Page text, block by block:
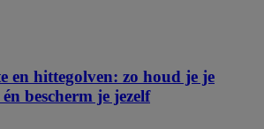
en hittegolven: zo houd je je
bescherm je jezelf